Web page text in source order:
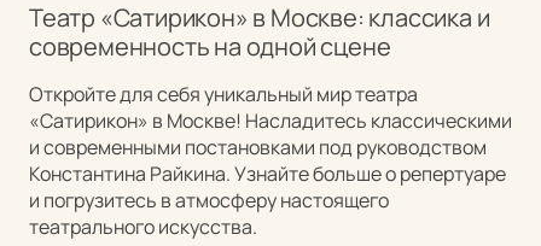
Театр «Сатирикон» в Москве: классика и
современность на одной сцене
Откройте для себя уникальный мир театра
«Сатирикон» в Москве! Насладитесь классическими
и современными постановками под руководством
Константина Райкина. Узнайте больше о репертуаре
и погрузитесь в атмосферу настоящего
театрального искусства.